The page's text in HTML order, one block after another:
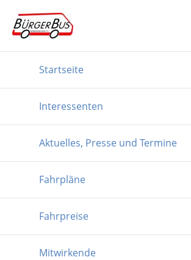
Startseite
Interessenten
Aktuelles, Presse und Termine
Fahrpläne
Fahrpreise
Mitwirkende